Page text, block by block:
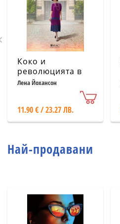
Коко и
революцията в
модата
Лена Йохансон
11.90 € / 23.27 ЛВ.
Най-продавани